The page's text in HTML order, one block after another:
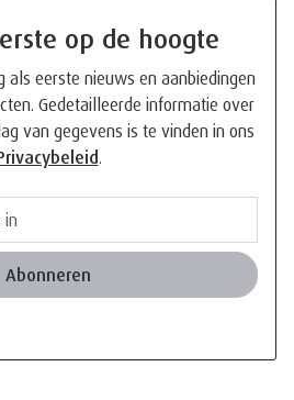
op de hoogte
als eerste nieuws en aanbiedingen
Gedetailleerde informatie over
van gegevens is te vinden in ons
.
Abonneren